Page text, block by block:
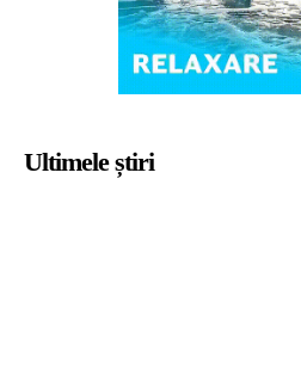
Ultimele știri